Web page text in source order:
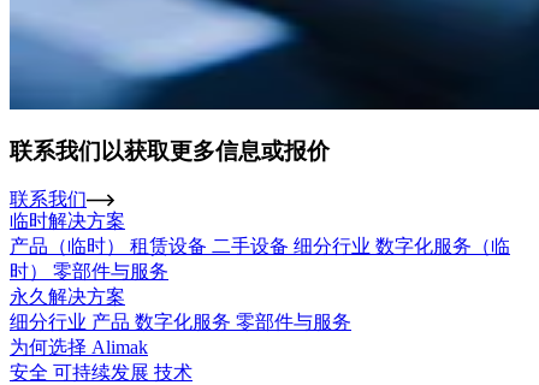
联系我们以获取更多信息或报价
联系我们
临时解决方案
产品（临时）
租赁设备 二手设备 细分行业 数字化服务（临
时）
零部件与服务
永久解决方案
细分行业 产品 数字化服务 零部件与服务
为何选择 Alimak
安全 可持续发展 技术